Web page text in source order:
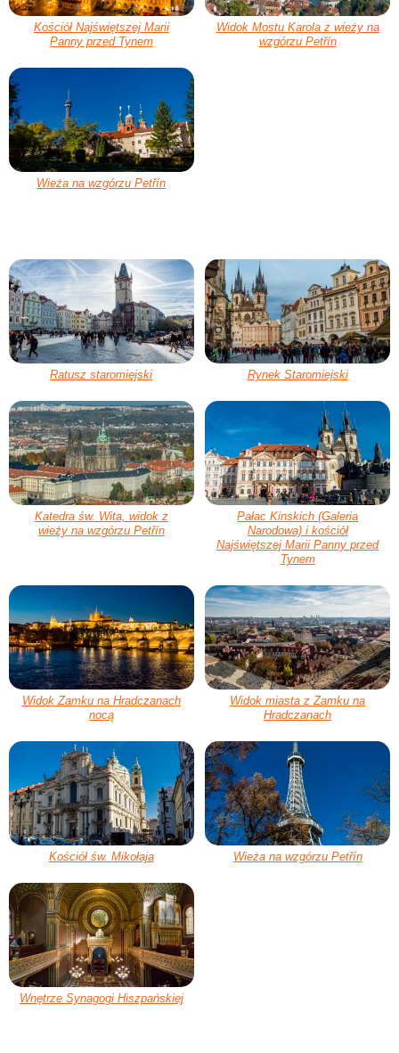
Kościół Najświętszej Marii
Panny przed Tynem
Widok Mostu Karola z wieży na
wzgórzu Petřín
Wieża na wzgórzu Petřín
Ratusz staromiejski Rynek Staromiejski
Katedra św. Wita, widok z
wieży na wzgórzu Petřín
Pałac Kinskich (Galeria
Narodowa) i kościół
Najświętszej Marii Panny przed
Tynem
Widok Zamku na Hradczanach
nocą
Widok miasta z Zamku na
Hradczanach
Kościół św. Mikołaja Wieża na wzgórzu Petřín
Wnętrze Synagogi Hiszpańskiej